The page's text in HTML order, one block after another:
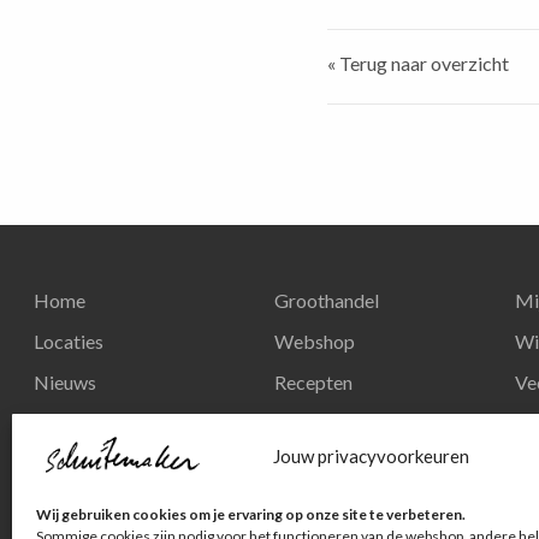
Jouw privacyvoorkeuren
Wij gebruiken cookies om je ervaring op onze site te verbeteren.
« Terug naar overzicht
Home
Locaties
Nieuws
Contact
Privacy en
Groothandel
Webshop
Recepten